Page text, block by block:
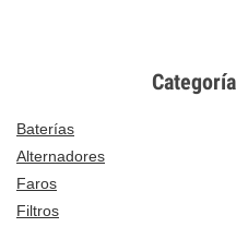
Baterías
Alternadores
Faros
Filtros